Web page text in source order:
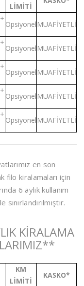
LİMİTİ
Opsiyonel MUAFİYETLİ
Opsiyonel MUAFİYETLİ
Opsiyonel MUAFİYETLİ
Opsiyonel MUAFİYETLİ
Opsiyonel MUAFİYETLİ
en son
filo kiralamaları için
6 aylık kullanım
KİRALAMA
KM
LİMİTİ
KASKO*